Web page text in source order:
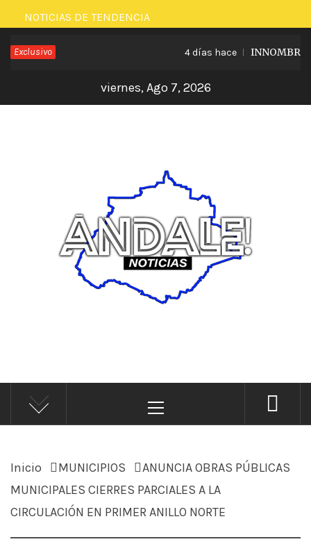
Saltar
al
contenido
NOTICIAS DE TENDENCIA
Exclusivo 4 días hace
viernes, Ago 7, 2026
ÁNDALE NOTICIAS
Noticias
principal
Inicio MUNICIPIOS
ANUNCIA OBRAS PÚBLICAS
MUNICIPALES CIERRES PARCIALES A LA
CIRCULACIÓN EN PRIMER ANILLO NORTE